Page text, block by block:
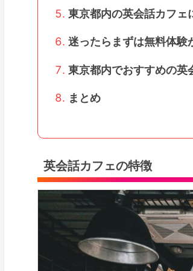
東京都内の英会話カフェ
迷ったらまずは無料体験
東京都内でおすすめの英
まとめ
英会話カフェの特徴